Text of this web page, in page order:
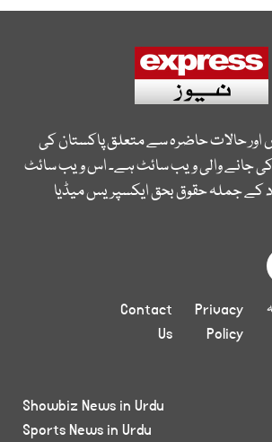
اور حالات حاضرہ سے متعلق پاکستان کی
جانے والی ویب سائٹ ہے۔ اس ویب سائٹ
کے جملہ حقوق بحق ایکسپریس میڈیا
Privacy
Policy
Contact
Us
Showbiz News in Urdu
Sports News in Urdu